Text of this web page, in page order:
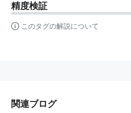
精度検証
このタグの解説について
関連ブログ